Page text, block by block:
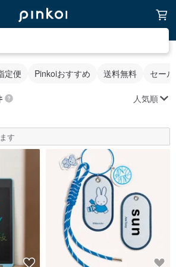
定便 Pinkoiおすすめ 送料無料 セー
人気順
す